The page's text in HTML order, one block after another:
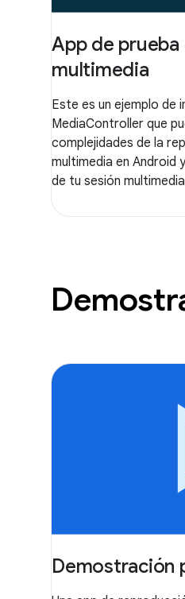
App de
multimedia
Este es un ejemplo de
MediaController que
complejidades de la
multimedia en Android
de tu sesión
Demostración